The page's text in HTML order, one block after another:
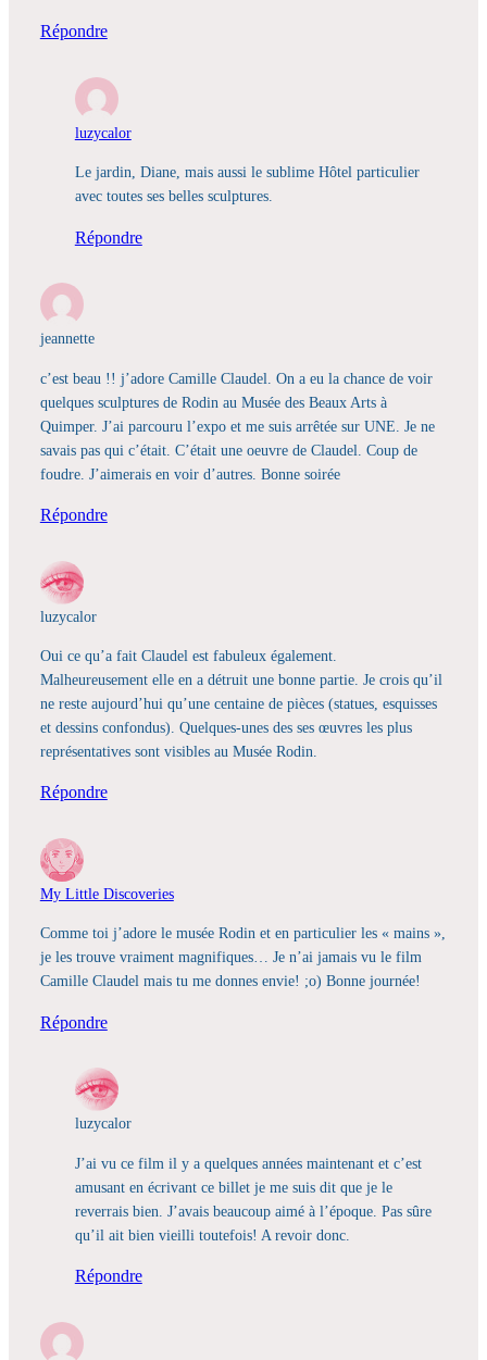
Répondre
luzycalor
Le jardin, Diane, mais aussi le sublime Hôtel particulier
avec toutes ses belles sculptures.
Répondre
jeannette
c’est beau !! j’adore Camille Claudel. On a eu la chance de voir
quelques sculptures de Rodin au Musée des Beaux Arts à
Quimper. J’ai parcouru l’expo et me suis arrêtée sur UNE. Je ne
savais pas qui c’était. C’était une oeuvre de Claudel. Coup de
foudre. J’aimerais en voir d’autres. Bonne soirée
Répondre
luzycalor
Oui ce qu’a fait Claudel est fabuleux également.
Malheureusement elle en a détruit une bonne partie. Je crois qu’il
ne reste aujourd’hui qu’une centaine de pièces (statues, esquisses
et dessins confondus). Quelques-unes des ses œuvres les plus
représentatives sont visibles au Musée Rodin.
Répondre
My Little Discoveries
Comme toi j’adore le musée Rodin et en particulier les « mains »,
je les trouve vraiment magnifiques… Je n’ai jamais vu le film
Camille Claudel mais tu me donnes envie! ;o) Bonne journée!
Répondre
luzycalor
J’ai vu ce film il y a quelques années maintenant et c’est
amusant en écrivant ce billet je me suis dit que je le
reverrais bien. J’avais beaucoup aimé à l’époque. Pas sûre
qu’il ait bien vieilli toutefois! A revoir donc.
Répondre